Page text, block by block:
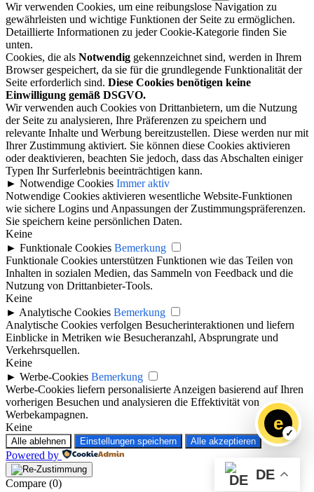
DE
e
Wir verwenden Cookies, um eine reibungslose Navigation zu
gewährleisten und wichtige Funktionen der Seite zu ermöglichen.
Detaillierte Informationen zu jeder Cookie-Kategorie finden Sie
unten.
Cookies, die als Notwendig gekennzeichnet sind, werden in Ihrem
Browser gespeichert, da sie für die grundlegende Funktionalität der
Seite erforderlich sind. Diese Cookies benötigen keine
Einwilligung gemäß DSGVO.
Wir verwenden auch Cookies von Drittanbietern, um die Nutzung
der Seite zu analysieren, Ihre Präferenzen zu speichern und
relevante Inhalte und Werbung bereitzustellen. Diese werden nur mit
Ihrer Zustimmung aktiviert. Sie können diese Cookies aktivieren
oder deaktivieren, beachten Sie jedoch, dass das Abschalten einiger
Typen Ihr Surferlebnis beeinträchtigen kann.
► Notwendige Cookies Immer aktiv
Notwendige Cookies aktivieren wesentliche Website-Funktionen
wie sichere Logins und Anpassungen der Zustimmungspräferenzen.
Sie speichern keine persönlichen Daten.
Keine
► Funktionale Cookies Bemerkung
Funktionale Cookies unterstützen Funktionen wie das Teilen von
Inhalten in sozialen Medien, das Sammeln von Feedback und die
Nutzung von Drittanbieter-Tools.
Keine
► Analytische Cookies Bemerkung
Analytische Cookies verfolgen Besucherinteraktionen und liefern
Einblicke in Metriken wie Besucheranzahl, Absprungrate und
Verkehrsquellen.
Keine
► Werbe-Cookies Bemerkung
Werbe-Cookies liefern personalisierte Anzeigen basierend auf Ihren
vorherigen Besuchen und analysieren die Effektivität von
Werbekampagnen.
Keine
Alle ablehnen Einstellungen speichern Alle akzeptieren
Powered by
Compare (0)